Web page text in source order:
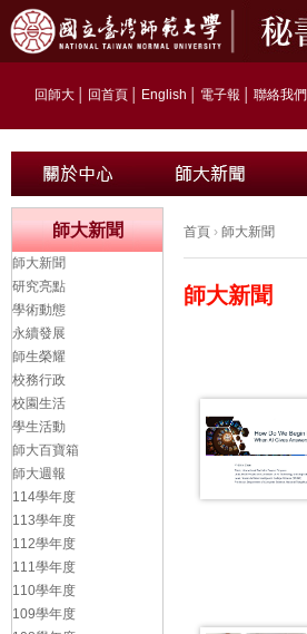
回師大 回首頁 English 電子報 聯絡我們
首頁 › 師大新聞
師大新聞
師大新聞
師大新聞
研究亮點
學術動態
永續發展
師生榮耀
校務行政
校園生活
學生活動
師大百寶箱
師大週報
114學年度
113學年度
112學年度
111學年度
110學年度
109學年度